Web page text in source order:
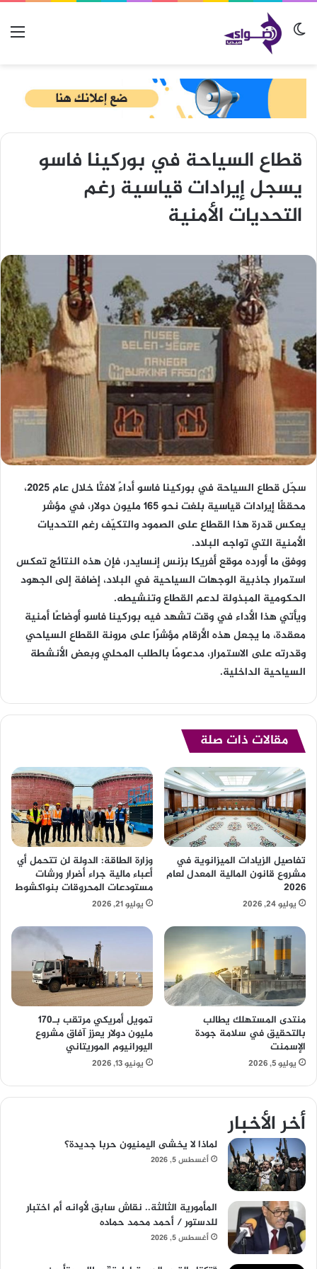
الوضع المظلم
قطاع السياحة في بوركينا فاسو
يسجل إيرادات قياسية رغم
التحديات الأمنية
سجّل قطاع السياحة في بوركينا فاسو أداءً لافتًا خلال عام 2025،
محققًا إيرادات قياسية بلغت نحو 165 مليون دولار، في مؤشر
يعكس قدرة هذا القطاع على الصمود والتكيّف رغم التحديات
الأمنية التي تواجه البلاد.
ووفق ما أورده موقع أفريكا بزنس إنسايدر، فإن هذه النتائج تعكس
استمرار جاذبية الوجهات السياحية في البلاد، إضافة إلى الجهود
الحكومية المبذولة لدعم القطاع وتنشيطه.
ويأتي هذا الأداء في وقت تشهد فيه بوركينا فاسو أوضاعًا أمنية
معقدة، ما يجعل هذه الأرقام مؤشرًا على مرونة القطاع السياحي
وقدرته على الاستمرار، مدعومًا بالطلب المحلي وبعض الأنشطة
السياحية الداخلية.
مقالات ذات صلة
تفاصيل الزيادات الميزانوية في
مشروع قانون المالية المعدل لعام
2026
يوليو 24, 2026
وزارة الطاقة: الدولة لن تتحمل أي
أعباء مالية جراء أضرار ورشات
مستودعات المحروقات بنواكشوط
يوليو 21, 2026
منتدى المستهلك يطالب
بالتحقيق في سلامة جودة
الإسمنت
يوليو 5, 2026
تمويل أمريكي مرتقب بـ170
مليون دولار يعزز آفاق مشروع
اليورانيوم الموريتاني
يونيو 13, 2026
أخر الأخبار
لماذا لا يخشى اليمنيون حربا جديدة؟
أغسطس 5, 2026
المأمورية الثالثة.. نقاش سابق لأوانه أم اختبار
للدستور / أحمد محمد حماده
أغسطس 5, 2026